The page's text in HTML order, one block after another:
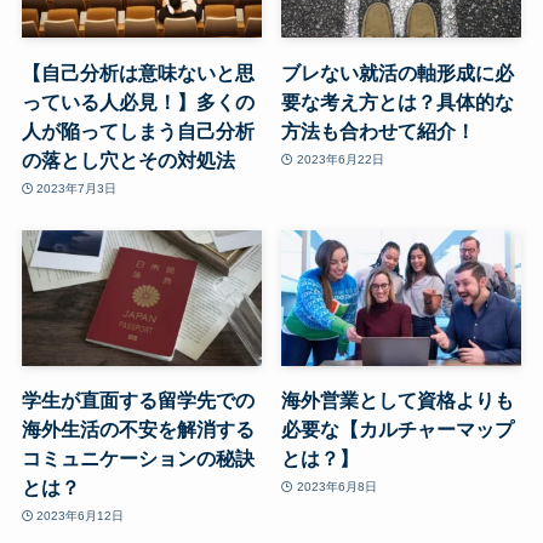
【自己分析は意味ないと思
っている人必見！】多くの
人が陥ってしまう自己分析
の落とし穴とその対処法
2023年7月3日
ブレない就活の軸形成に必
要な考え方とは？具体的な
方法も合わせて紹介！
2023年6月22日
学生が直面する留学先での
海外生活の不安を解消する
コミュニケーションの秘訣
とは？
2023年6月12日
海外営業として資格よりも
必要な【カルチャーマップ
とは？】
2023年6月8日